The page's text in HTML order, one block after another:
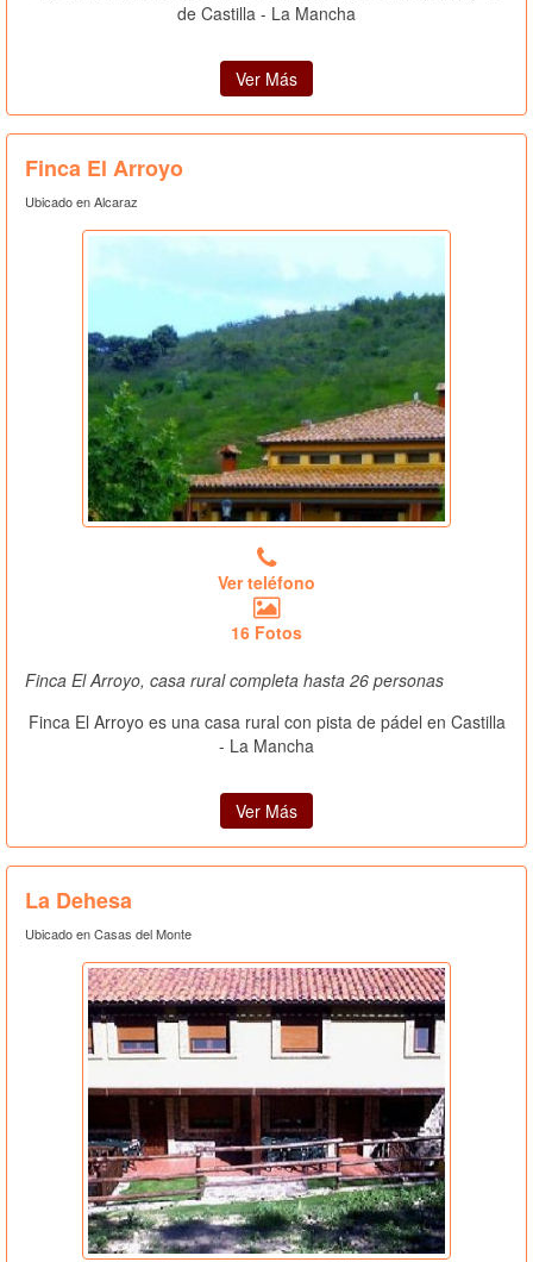
de Castilla - La Mancha
Ver Más
Finca El Arroyo
Ubicado en Alcaraz
Ver teléfono
16 Fotos
Finca El Arroyo, casa rural completa hasta 26 personas
Finca El Arroyo es una casa rural con pista de pádel en Castilla
- La Mancha
Ver Más
La Dehesa
Ubicado en Casas del Monte